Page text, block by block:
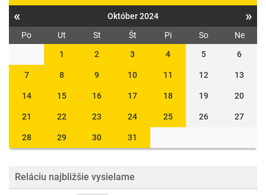
« Október 2024 »
Po Ut St Št Pi So
Ne
1
2 3 4 5 6
7 8 9 10 11 12 13
14 15 16 17 18 19 20
21 22 23 24 25 26 27
28 29 30 31
Reláciu najbližšie vysielame